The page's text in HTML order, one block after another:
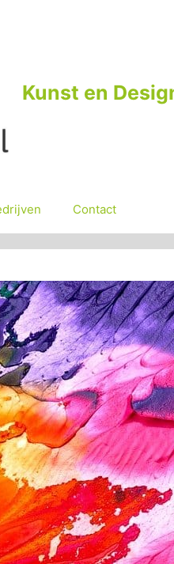
Kunst en
Contact